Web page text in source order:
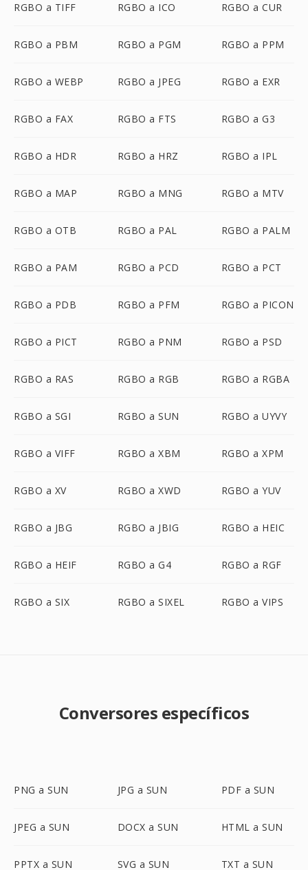
RGBO a TIFF RGBO a ICO RGBO a CUR
RGBO a PBM RGBO a PGM RGBO a PPM
RGBO a WEBP RGBO a JPEG RGBO a EXR
RGBO a FAX RGBO a FTS RGBO a G3
RGBO a HDR RGBO a HRZ RGBO a IPL
RGBO a MAP RGBO a MNG RGBO a MTV
RGBO a OTB RGBO a PAL RGBO a PALM
RGBO a PAM RGBO a PCD RGBO a PCT
RGBO a PDB RGBO a PFM RGBO a PICON
RGBO a PICT RGBO a PNM RGBO a PSD
RGBO a RAS RGBO a RGB RGBO a RGBA
RGBO a SGI RGBO a SUN RGBO a UYVY
RGBO a VIFF RGBO a XBM RGBO a XPM
RGBO a XV RGBO a XWD RGBO a YUV
RGBO a JBG RGBO a JBIG RGBO a HEIC
RGBO a HEIF RGBO a G4 RGBO a RGF
RGBO a SIX RGBO a SIXEL RGBO a VIPS
Conversores específicos
PNG a SUN JPG a SUN PDF a SUN
JPEG a SUN DOCX a SUN HTML a SUN
PPTX a SUN SVG a SUN TXT a SUN